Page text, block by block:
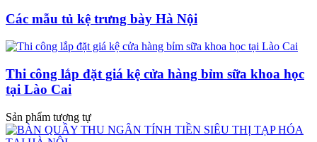
Các mẫu tủ kệ trưng bày Hà Nội
Thi công lắp đặt giá kệ cửa hàng bỉm sữa khoa học
tại Lào Cai
Sản phẩm tương tự